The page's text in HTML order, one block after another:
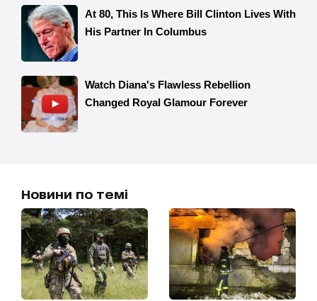
Новини по темі